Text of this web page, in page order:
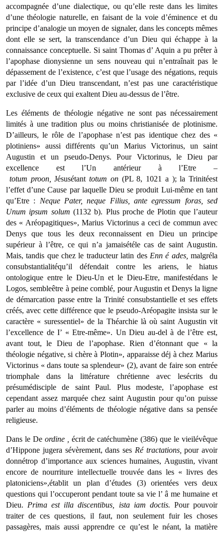
accompagnée d’une dialectique, ou qu’elle reste dans les limites
d’une théologie naturelle, en faisant de la voie d’éminence et du
principe d’analogie un moyen de signaler, dans les concepts mêmes
dont elle se sert, la transcendance d’un Dieu qui échappe à la
connaissance conceptuelle. Si saint Thomas d’ Aquin a pu prêter à
l’apophase dionysienne un sens nouveau qui n’entraînait pas le
dépassement de l’exis­tence, c’est que l’usage des négations, requis
par l’idée d’un Dieu transcendant, n’est pas une caractéristique
exclusive de ceux qui exaltent Dieu au-dessus de l’être.
Les éléments de théologie négative ne sont pas nécessairement
limités à une tradition plus ou moins christianisée de plotinisme.
D’ailleurs, le rôle de l’apophase n’est pas identique chez des «
plotiniens» aussi différents qu’un Marius Victorinus, un saint
Augustin et un pseudo-Denys. Pour Victorinus, le Dieu par
excellence est l’Un antérieur à l’Etre –
totum proon,Jésusétant totum on (PL 8, 1021 a ); la Trinitéest
l’effet d’une Cause par laquelle Dieu se produit Lui-même en tant
qu’Etre : Neque Pater, neque Filius, ante egressum foras, sed
Unum ipsum solum (1132 b). Plus proche de Plotin que l’auteur
des « Aréopagitiques», Marius Victorinus a ceci de commun avec
Denys que tous les deux reconnaissent en Dieu un principe
supérieur à l’être, ce qui n’a jamaisétéle cas de saint Augustin.
Mais, tandis que chez le traducteur latin des Enné ades,malgréla
consubstantialitéqu’il défendait contre les ariens, le hiatus
ontologique entre le Dieu-Un et le Dieu-Etre, manifestédans le
Logos, sembleêtre à peine comblé, pour Augustin et Denys la ligne
de démarcation passe entre la Trinité consubstantielle et ses effets
créés, avec cette différence que le pseudo-Aréopagite insista sur le
caractère « suressentiel» de la Théarchie là où saint Augustin vit
l’excellence de I’ « Etre-même». Un Dieu au-del à de l’être est,
avant tout, le Dieu de l’apophase. Rien d’étonnant que « la
théologie négative, si chère à Plotin», apparaisse déj à chez Marius
Victori­nus « dans toute sa splendeur» (2), avant de faire son entrée
triomphale dans la littérature chrétienne avec lesécrits du
présumédisciple de saint Paul. Plus modeste, l’apophase est
cependant assez marquée chez saint Augustin pour qu’on puisse
parler au moins d’éléments de théo­logie négative dans sa pensée
religieuse.
Dans le De ordine
écrit de catéchumène (386) que le vieilévêque
d’Hippone jugera sévèrement, dans ses Ré tractations,pour avoir
donnétrop d’importance aux sciences humaines, Augustin, vivant
encore de nourriture intellectuelle trouvée dans les « livres des
platoniciens»,établit un plan d’études (3) orientées vers deux
questions qui l’occuperont pendant toute sa vie l’ â me humaine et
Dieu. Prima est illa discentibus, ista iam doctis. Pour pou­voir
traiter de ces questions, il faut, non seulement fuir les choses
passagères, mais aussi apprendre ce qu’est le néant, la matière